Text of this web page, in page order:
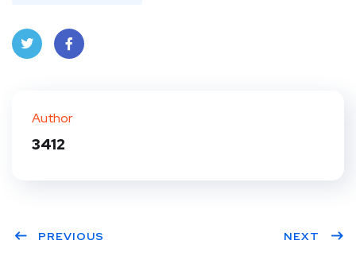
Author
3412
PREVIOUS NEXT